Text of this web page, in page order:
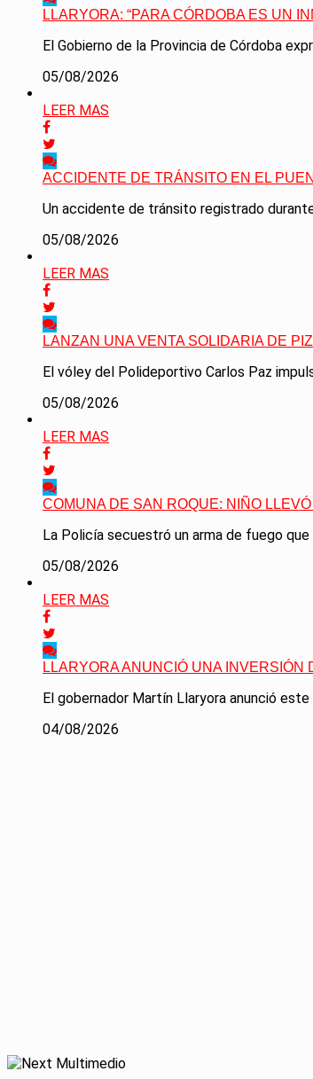
LLARYORA: “PARA CÓRDOBA ES UN
El Gobierno de la Provincia de Córdoba
05/08/2026
LEER MAS
ACCIDENTE DE TRÁNSITO EN EL
Un accidente de tránsito registrado
05/08/2026
LEER MAS
LANZAN UNA VENTA SOLIDARIA DE
El vóley del Polideportivo Carlos Paz
05/08/2026
LEER MAS
COMUNA DE SAN ROQUE: NIÑO
La Policía secuestró un arma de fuego que
05/08/2026
LEER MAS
LLARYORA ANUNCIÓ UNA
El gobernador Martín Llaryora anunció
04/08/2026